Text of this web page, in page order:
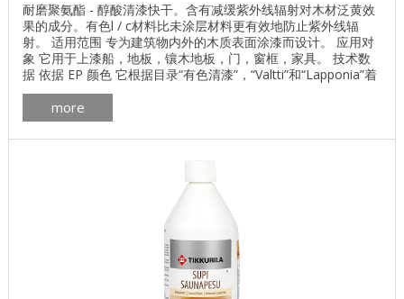
耐磨聚氨酯 - 醇酸清漆快干。含有减缓紫外线辐射对木材泛黄效
果的成分。有色l / c材料比未涂层材料更有效地防止紫外线辐
射。 适用范围 专为建筑物内外的木质表面涂漆而设计。 应用对
象 它用于上漆船，地板，镶木地板，门，窗框，家具。 技术数
据 依据 EP 颜色 它根据目录“有色清漆”，“Valtti”和“Lapponia”着
色。为了检查颜色，建议在涂有漆面的木材上进行测试。如果你
想获得更明亮的最终结果，漆可以用无色漆“Unique Super”或
White spirit 1050减轻。 颜色目录 ...
more